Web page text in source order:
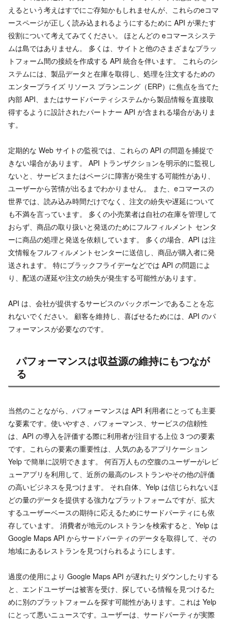
えるという考えはすでにご存知かもしれませんが、これらのeコマ
ースページが正しく読み込まれるようにするために API が果たす
役割について考えてみてください。 ほとんどの eコマースシステ
ムは島ではありません。 多くは、サイトと他のさまざまなプラッ
トフォーム間の接続を作成する API 統合を伴います。 これらのシ
ステムには、製品データと在庫を取得し、処理を注文するための
エンタープライズ リソース プランニング（ERP）に焦点を当てた
内部 API、またはサードパーティシステムから製品情報を直接取
得するように設計されたパートナー API が含まれる場合がありま
す。
定期的な Web サイトの監視では、これらの API の問題を捕捉で
きない場合があります。 API トランザクションを明示的に監視し
ないと、サービスまたはページに障害が発生する可能性があり、
ユーザーから苦情が出るまでわかりません。 また、eコマースの
世界では、読み込み時間だけでなく、注文の紛失や遅延について
も不満を言っています。 多くの小売業者は自社の在庫を管理して
おらず、商品の取り扱いと発送のためにフルフィルメント センタ
ーに商品の処理と発送を依頼しています。 多くの場合、API は注
文情報をフルフィルメントセンターに送信し、商品が購入者に発
送されます。 特にブラックフライデーなどでは API の問題によ
り、配送の遅延や注文の紛失が発生する可能性があります。
API は、会社が提供するサービスのバックボーンであることを忘
れないでください。 顧客を維持し、喜ばせるためには、API のパ
フォーマンスが必要なのです。
パフォーマンスは収益源の維持にもつなが
る
当然のことながら、パフォーマンスは API 利用者にとっても主要
な要素です。使いやすさ、パフォーマンス、サービスの信頼性
は、API の導入を評価する際に利用者が注目する上位 3 つの要素
です。これらの要素の重要性は、人気のあるアプリケーション
Yelp で簡単に説明できます。 何百万人もの空腹のユーザーがレビ
ューアプリを利用して、近所の最高のレストランやその他の評価
の高いビジネスを見つけます。 それ自体、Yelp は信じられないほ
どの量のデータを提供する強力なプラットフォームですが、拡大
するユーザーベースの期待に応えるためにサードパーティにも依
存しています。 消費者が地元のレストランを検索すると、Yelp は
Google Maps API からサードパーティのデータを取得して、その
地域にあるレストランを見つけられるようにします。
過度の使用により Google Maps API が遅れたりダウンしたりする
と、エンドユーザーは被害を受け、探している情報を見つけるた
めに別のプラットフォームを探す可能性があります。これは Yelp
にとって悪いニュースです。ユーザーは、サードパーティが実際